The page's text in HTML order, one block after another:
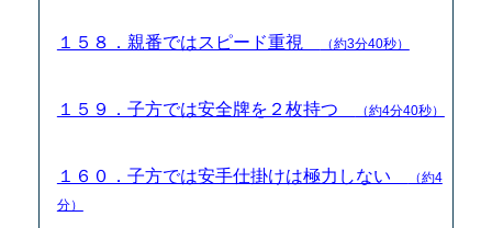
１５８．親番ではスピード重視 （約3分40秒）
１５９．子方では安全牌を２枚持つ （約4分40秒）
１６０．子方では安手仕掛けは極力しない
（約4
分）